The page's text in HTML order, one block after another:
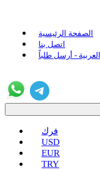
الصفحة الرئيسية
اتصل بنا
العربية - أرسل طلباً
فرك
USD
EUR
TRY